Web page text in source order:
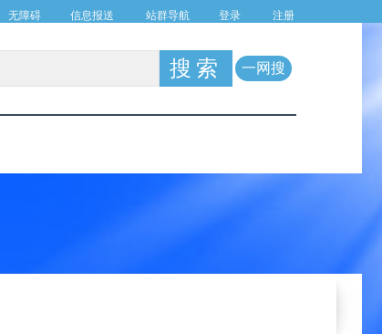
无障碍 信息报送 站群导航 登录 注册
一网搜